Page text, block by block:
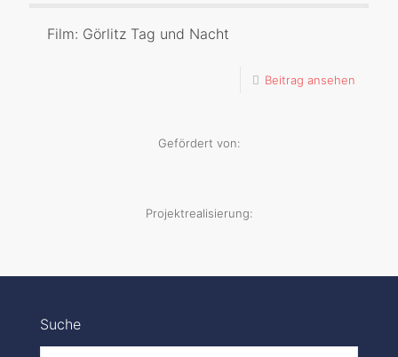
Film: Görlitz Tag und Nacht
Beitrag ansehen
Gefördert von:
Projektrealisierung:
Suche